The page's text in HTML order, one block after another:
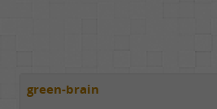
green-brain